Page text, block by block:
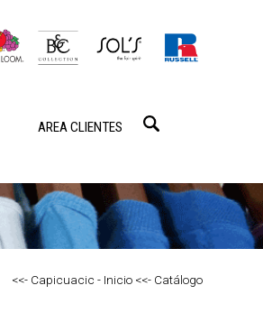
AREA CLIENTES
<<- Capicuacic - Inicio<<- Catálogo